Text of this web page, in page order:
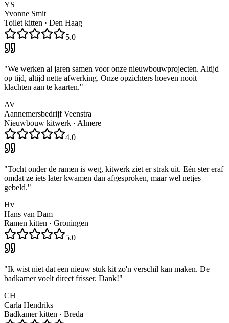
YS
Yvonne Smit
Toilet kitten · Den Haag
5.0
"We werken al jaren samen voor onze nieuwbouwprojecten. Altijd
op tijd, altijd nette afwerking. Onze opzichters hoeven nooit
klachten aan te kaarten."
AV
Aannemersbedrijf Veenstra
Nieuwbouw kitwerk · Almere
4.0
"Tocht onder de ramen is weg, kitwerk ziet er strak uit. Eén ster eraf
omdat ze iets later kwamen dan afgesproken, maar wel netjes
gebeld."
Hv
Hans van Dam
Ramen kitten · Groningen
5.0
"Ik wist niet dat een nieuw stuk kit zo'n verschil kan maken. De
badkamer voelt direct frisser. Dank!"
CH
Carla Hendriks
Badkamer kitten · Breda